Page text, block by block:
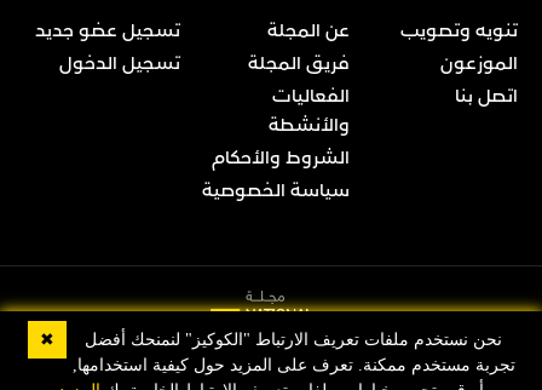
تنويه وتصويب
الموزعون
اتصل بنا
عن المجلة
فريق المجلة
الفعاليات
والأنشطة
الشروط والأحكام
سياسة الخصوصية
تسجيل عضو جديد
تسجيل الدخول
© 2022 Copyright مجلة ناشيونال جيوغرافيك العربية
✖
نحن نستخدم ملفات تعريف الارتباط "الكوكيز" لنمنحك أفضل
تجربة مستخدم ممكنة. تعرف على المزيد حول كيفية استخدامها,